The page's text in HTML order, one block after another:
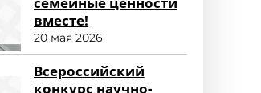
вместе!
20 мая 2026
Всероссийский
конкурс научно-